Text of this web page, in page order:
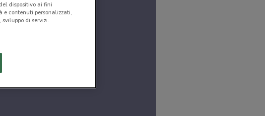
dispositivo ai fini
e contenuti personalizzati,
di servizi.